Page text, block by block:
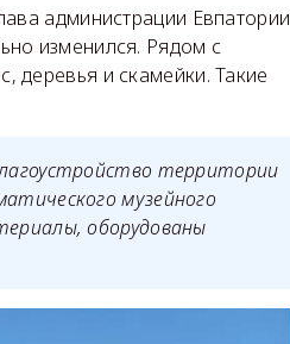
администрации Евпатории
изменился. Рядом с
деревья и скамейки. Такие
территории
музейного
оборудованы